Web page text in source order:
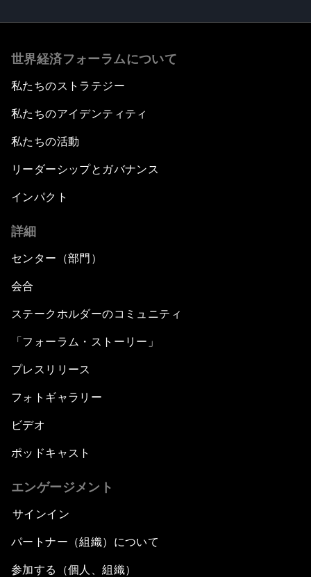
世界経済フォーラムについて
私たちのストラテジー
私たちのアイデンティティ
私たちの活動
リーダーシップとガバナンス
インパクト
詳細
センター（部門）
会合
ステークホルダーのコミュニティ
「フォーラム・ストーリー」
プレスリリース
フォトギャラリー
ビデオ
ポッドキャスト
エンゲージメント
サインイン
パートナー（組織）について
参加する（個人、組織）